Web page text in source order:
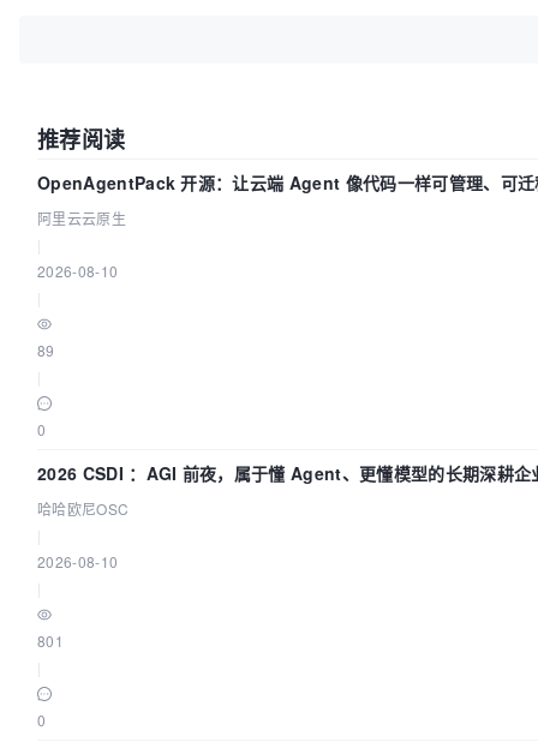
推荐阅读
OpenAgentPack 开源：让云端 Agent 像代码一样可管理、可迁
阿里云云原生
2026-08-10
89
0
2026 CSDI ：AGI 前夜，属于懂 Agent、更懂模型的长期深耕企
哈哈欧尼OSC
2026-08-10
801
0